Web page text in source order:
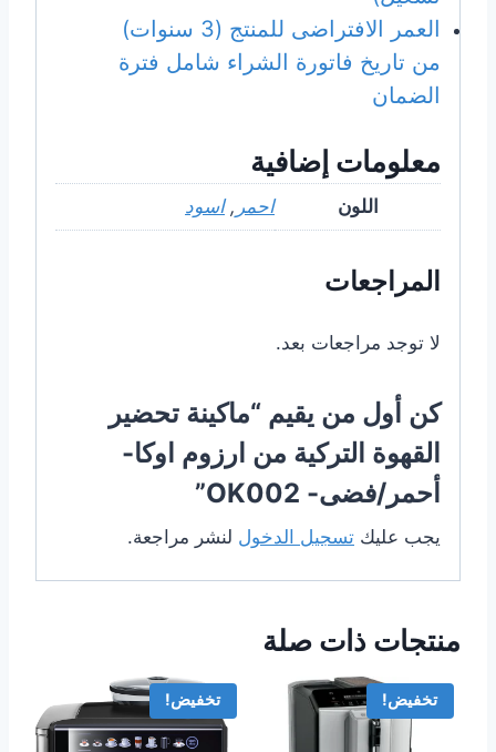
العمر الافتراضى للمنتج (3 سنوات)
من تاريخ فاتورة الشراء شامل فترة
الضمان
معلومات إضافية
اللون احمر ,اسود
المراجعات
لا توجد مراجعات بعد.
كن أول من يقيم “ماكينة تحضير
القهوة التركية من ارزوم اوكا-
أحمر/فضى- OK002”
يجب عليك تسجيل الدخول لنشر مراجعة.
منتجات ذات صلة
تخفيض! تخفيض!